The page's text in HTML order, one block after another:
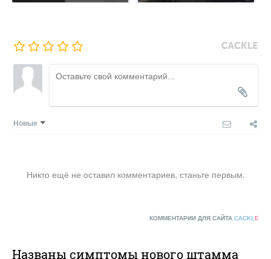
Новые
Никто ещё не оставил комментариев, станьте первым.
КОММЕНТАРИИ ДЛЯ САЙТА CACKL E
Названы симптомы нового штамма